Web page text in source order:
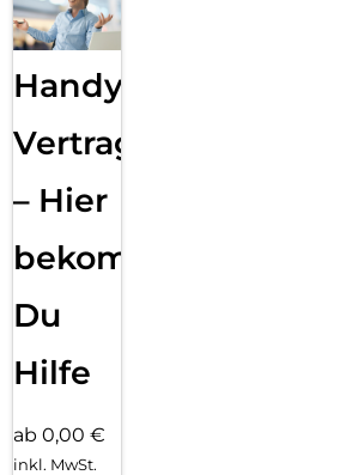
Handy
Vertragsabwicklung
– Hier
bekommst
Du
Hilfe
ab 0,00 €
inkl. MwSt.